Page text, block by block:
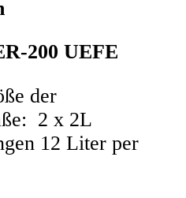
200 UEFE
der
2 x 2L
12 Liter per